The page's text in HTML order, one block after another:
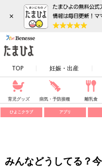
×
TOP 妊娠・出産
育児グッズ 病気・予防接種 離乳食
ひよこクラブ アプリ
みんなどうしてる？